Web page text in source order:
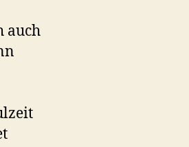
s
t
k
e
auch